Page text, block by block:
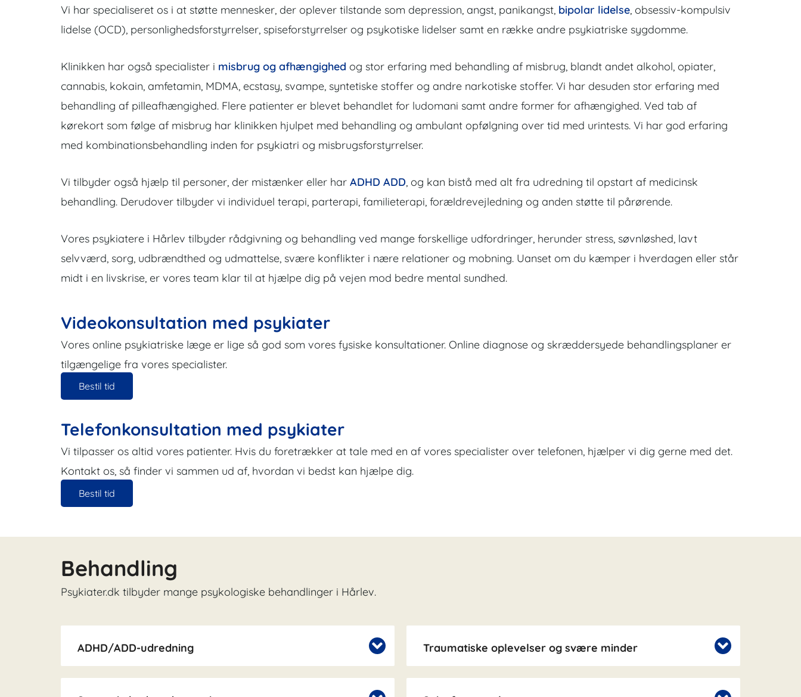
Vi har specialiseret os i at støtte mennesker, der oplever tilstande som depression, angst, panikangst, bipolar lidelse, obsessiv-kompulsiv
lidelse (OCD), personlighedsforstyrrelser, spiseforstyrrelser og psykotiske lidelser samt en række andre psykiatriske sygdomme.
Klinikken har også specialister i misbrug og afhængighed og stor erfaring med behandling af misbrug, blandt andet alkohol, opiater,
cannabis, kokain, amfetamin, MDMA, ecstasy, svampe, syntetiske stoffer og andre narkotiske stoffer. Vi har desuden stor erfaring med
behandling af pilleafhængighed. Flere patienter er blevet behandlet for ludomani samt andre former for afhængighed. Ved tab af
kørekort som følge af misbrug har klinikken hjulpet med behandling og ambulant opfølgning over tid med urintests. Vi har god erfaring
med kombinationsbehandling inden for psykiatri og misbrugsforstyrrelser.
Vi tilbyder også hjælp til personer, der mistænker eller har ADHD ADD, og kan bistå med alt fra udredning til opstart af medicinsk
behandling. Derudover tilbyder vi individuel terapi, parterapi, familieterapi, forældrevejledning og anden støtte til pårørende.
Vores psykiatere i Hårlev tilbyder rådgivning og behandling ved mange forskellige udfordringer, herunder stress, søvnløshed, lavt
selvværd, sorg, udbrændthed og udmattelse, svære konflikter i nære relationer og mobning. Uanset om du kæmper i hverdagen eller står
midt i en livskrise, er vores team klar til at hjælpe dig på vejen mod bedre mental sundhed.
Videokonsultation med psykiater
Vores online psykiatriske læge er lige så god som vores fysiske konsultationer. Online diagnose og skræddersyede behandlingsplaner er
tilgængelige fra vores specialister.
Bestil tid
Telefonkonsultation med psykiater
Vi tilpasser os altid vores patienter. Hvis du foretrækker at tale med en af vores specialister over telefonen, hjælper vi dig gerne med det.
Kontakt os, så finder vi sammen ud af, hvordan vi bedst kan hjælpe dig.
Bestil tid
Behandling
Psykiater.dk tilbyder mange psykologiske behandlinger i Hårlev.
ADHD/ADD-udredning Traumatiske oplevelser og svære minder